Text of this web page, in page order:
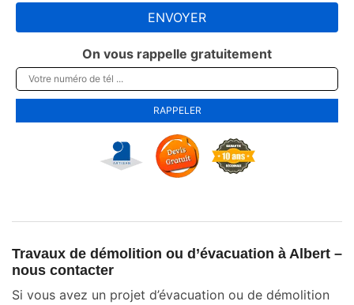
On vous rappelle gratuitement
Travaux de démolition ou d’évacuation à Albert –
nous contacter
Si vous avez un projet d’évacuation ou de démolition